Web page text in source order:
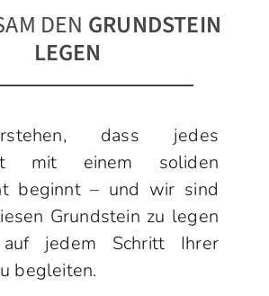
DEN GRUNDSTEIN
LEGEN
dass jedes
mit einem soliden
beginnt – und wir sind
Grundstein zu legen
jedem Schritt Ihrer
begleiten.